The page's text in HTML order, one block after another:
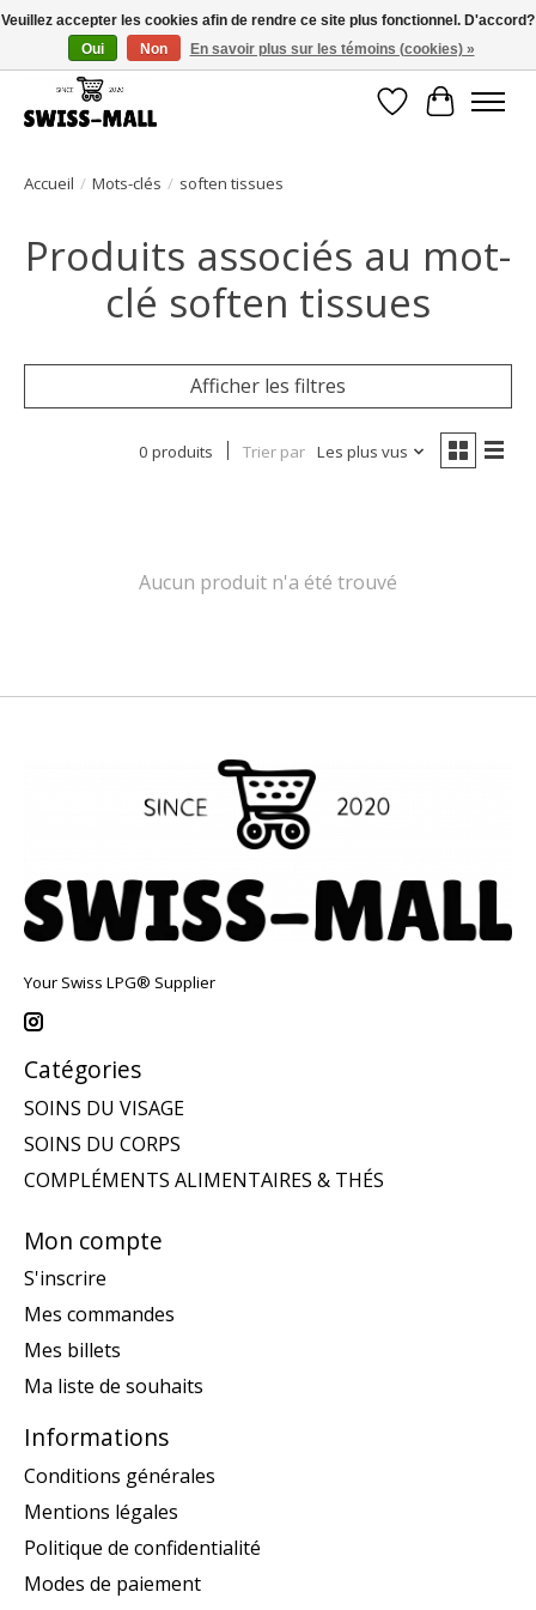
Livraison gratuite dès CHF 250 – livrée avec soin et fiabilité
Liste dePanier
Accueil / Mots-clés / soften tissues
Produits associés au mot-
clé soften tissues
Afficher les filtres
0 produits Trier par Les plus vus
Aucun produit n'a été trouvé
Your Swiss LPG® Supplier
Catégories
SOINS DU VISAGE
SOINS DU CORPS
COMPLÉMENTS ALIMENTAIRES & THÉS
Mon compte
S'inscrire
Mes commandes
Mes billets
Ma liste de souhaits
Informations
Conditions générales
Mentions légales
Politique de confidentialité
Modes de paiement
Veuillez accepter les cookies afin de rendre ce site plus fonctionnel. D'accord?
Oui
Non En savoir plus sur les témoins (cookies) »